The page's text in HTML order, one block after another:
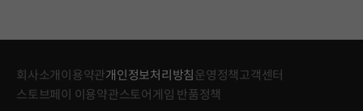
회사소개 이용약관개인정보처리방침 운영정책고객센터
스토브페이 이용약관스토어게임 반품정책